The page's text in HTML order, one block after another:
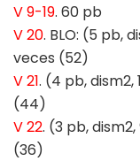
V 9-19. 60 pb
V 20. BLO: (5 pb,
veces (52)
V 21. (4 pb, dism2,
(44)
V 22. (3 pb,
(36)